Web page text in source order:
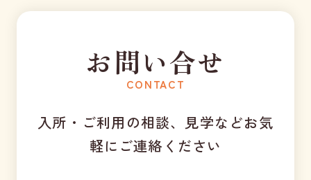
お問い合せ
CONTACT
入所・ご利用の相談、見学などお気
軽にご連絡ください